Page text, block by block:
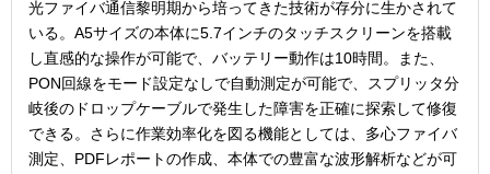
光ファイバ通信黎明期から培ってきた技術が存分に生かされて
いる。A5サイズの本体に5.7インチのタッチスクリーンを搭載
し直感的な操作が可能で、バッテリー動作は10時間。また、
PON回線をモード設定なしで自動測定が可能で、スプリッタ分
岐後のドロップケーブルで発生した障害を正確に探索して修復
できる。さらに作業効率化を図る機能としては、多心ファイバ
測定、PDFレポートの作成、本体での豊富な波形解析などが可